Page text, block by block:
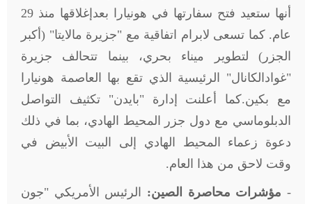
أنها ستعيد فتح سفارتها في هونيارا بعدإغلاقها منذ 29
عام. كما تسعى لابرام اتفاقية مع "جزيرة مالايتا" (أكبر
الجزر) لتطوير ميناء بحري، بينما تتحالف جزيرة
"غوادالكانال" الرئيسية الذي تقع بها العاصمة هونيارا
مع بكين.كما أعلنت إدارة "بايدن" تكثيف التواصل
الدبلوماسي مع دول جزر المحيط الهادي، بما في ذلك
دعوة زعماء المحيط الهادي إلى البيت الأبيض في
وقت لاحق من هذا العام.
- مؤشرات محاصرة الصين: الرئيس الأمريكي "جون